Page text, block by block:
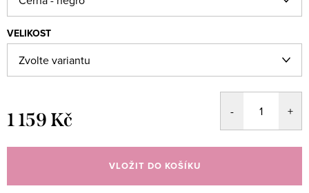
VELIKOST
1 159 Kč
cena:
VLOŽIT DO KOŠÍKU